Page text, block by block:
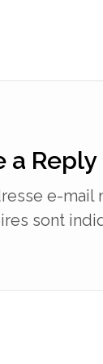
a Reply
e-mail
sont